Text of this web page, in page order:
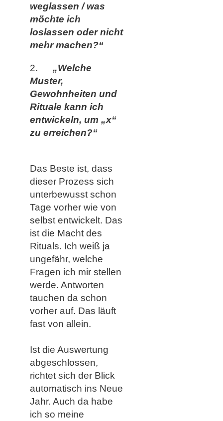
weglassen / was
möchte ich
loslassen oder nicht
mehr machen?“
2. „Welche
Muster,
Gewohnheiten und
Rituale kann ich
entwickeln, um „x“
zu erreichen?“
Das Beste ist, dass
dieser Prozess sich
unterbewusst schon
Tage vorher wie von
selbst entwickelt. Das
ist die Macht des
Rituals. Ich weiß ja
ungefähr, welche
Fragen ich mir stellen
werde. Antworten
tauchen da schon
vorher auf. Das läuft
fast von allein.
Ist die Auswertung
abgeschlossen,
richtet sich der Blick
automatisch ins Neue
Jahr. Auch da habe
ich so meine